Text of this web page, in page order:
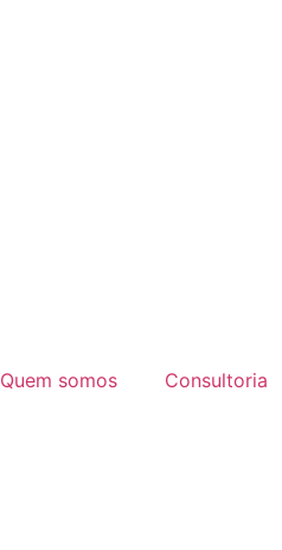
Quem somos Consultoria